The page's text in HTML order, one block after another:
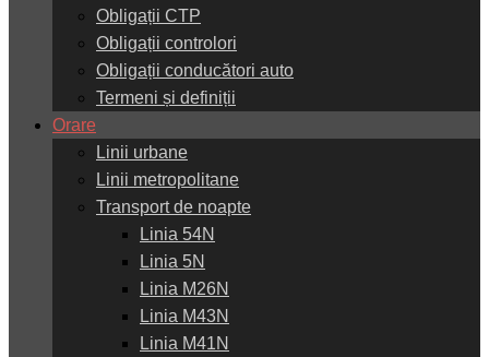
Obligații CTP
Obligații controlori
Obligații conducători auto
Termeni și definiții
Orare
Linii urbane
Linii metropolitane
Transport de noapte
Linia 54N
Linia 5N
Linia M26N
Linia M43N
Linia M41N